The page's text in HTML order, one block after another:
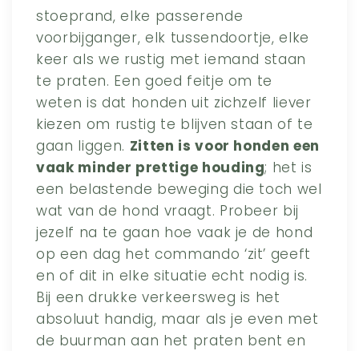
stoeprand, elke passerende
voorbijganger, elk tussendoortje, elke
keer als we rustig met iemand staan
te praten. Een goed feitje om te
weten is dat honden uit zichzelf liever
kiezen om rustig te blijven staan of te
gaan liggen. Zitten is voor honden een
vaak minder prettige houding; het is
een belastende beweging die toch wel
wat van de hond vraagt. Probeer bij
jezelf na te gaan hoe vaak je de hond
op een dag het commando ‘zit’ geeft
en of dit in elke situatie echt nodig is.
Bij een drukke verkeersweg is het
absoluut handig, maar als je even met
de buurman aan het praten bent en